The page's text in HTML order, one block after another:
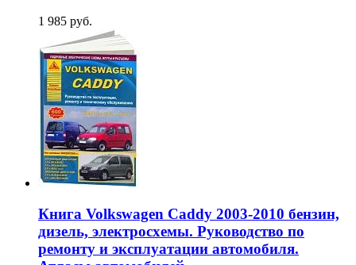
1 985 руб.
Книга Volkswagen Caddy 2003-2010 бензин,
дизель, электросхемы. Руководство по
ремонту и эксплуатации автомобиля.